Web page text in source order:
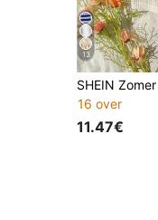
13
16 over
11.47€